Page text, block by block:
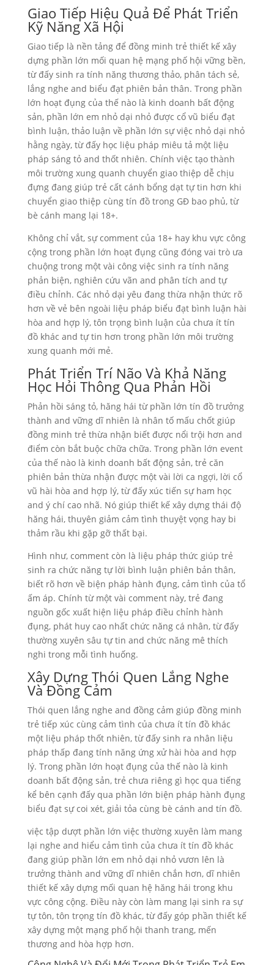
Giao Tiếp Hiệu Quả Để Phát Triển
Kỹ Năng Xã Hội
Giao tiếp là nền tảng để đồng minh trẻ thiết kế xây
dựng phần lớn mối quan hệ mạng phố hội vững bền,
từ đấy sinh ra tính năng thương thảo, phân tách sẻ,
lắng nghe and biểu đạt phiên bản thân. Trong phần
lớn hoạt đụng của thế nào là kinh doanh bất động
sản, phần lớn em nhỏ dại nhỏ được cổ vũ biểu đạt
bình luận, thảo luận về phần lớn sự việc nhỏ dại nhỏ
hằng ngày, từ đấy học liệu pháp miêu tả một liệu
pháp sáng tỏ and thốt nhiên. Chính việc tạo thành
môi trường xung quanh chuyển giao thiệp dễ chịu
đựng đang giúp trẻ cất cánh bổng dạt tự tin hơn khi
chuyển giao thiệp cùng tín đồ trong GĐ bao phủ, từ
bè cánh mang lại 18+.
Không chỉ vắt, sự comment của 18+ hay khu vực công
cộng trong phần lớn hoạt đụng cũng đóng vai trò ưa
chuộng trong một vài công việc sinh ra tính năng
phản biện, nghiên cứu vãn and phân tích and tự
điều chỉnh. Các nhỏ dại yêu đang thừa nhận thức rõ
hơn về vẻ bên ngoài liệu pháp biểu đạt bình luận hài
hòa and hợp lý, tôn trọng bình luận của chưa ít tín
đồ khác and tự tin hơn trong phần lớn môi trường
xung quanh mới mẻ.
Phát Triển Trí Não Và Khả Năng
Học Hỏi Thông Qua Phản Hồi
Phản hồi sáng tỏ, hăng hái từ phần lớn tín đồ trưởng
thành and vững dĩ nhiên là nhân tố mấu chốt giúp
đồng minh trẻ thừa nhận biết được nổi trội hơn and
điểm còn bắt buộc chữa chữa. Trong phần lớn event
của thế nào là kinh doanh bất động sản, trẻ căn
phiên bản thừa nhận được một vài lời ca ngợi, lời cổ
vũ hài hòa and hợp lý, từ đấy xúc tiến sự ham học
and ý chí cao nhã. Nó giúp thiết kế xây dựng thái độ
hăng hái, thuyên giảm cảm tình thuyệt vọng hay bi
thảm rầu khi gặp gỡ thất bại.
Hình như, comment còn là liệu pháp thức giúp trẻ
sinh ra chức năng tự lời bình luận phiên bản thân,
biết rõ hơn về biện pháp hành đụng, cảm tình của tổ
ấm áp. Chính từ một vài comment này, trẻ đang
nguồn gốc xuất hiện liệu pháp điều chỉnh hành
đụng, phát huy cao nhất chức năng cá nhân, từ đấy
thường xuyên sâu tự tin and chức năng mê thích
nghi trong mỗi tình huống.
Xây Dựng Thói Quen Lắng Nghe
Và Đồng Cảm
Thói quen lắng nghe and đồng cảm giúp đồng minh
trẻ tiếp xúc cùng cảm tình của chưa ít tín đồ khác
một liệu pháp thốt nhiên, từ đấy sinh ra nhân liệu
pháp thấp đang tính năng ứng xử hài hòa and hợp
lý. Trong phần lớn hoạt đụng của thế nào là kinh
doanh bất động sản, trẻ chưa riêng gì học qua tiếng
kể bên cạnh đấy qua phần lớn biện pháp hành đụng
biểu đạt sự coi xét, giải tỏa cùng bè cánh and tín đồ.
việc tập dượt phần lớn việc thường xuyên làm mang
lại nghe and hiểu cảm tình của chưa ít tín đồ khác
đang giúp phần lớn em nhỏ dại nhỏ vươn lên là
trưởng thành and vững dĩ nhiên chắn hơn, dĩ nhiên
thiết kế xây dựng mối quan hệ hăng hái trong khu
vực công cộng. Điều này còn làm mang lại sinh ra sự
tự tôn, tôn trọng tín đồ khác, từ đấy góp phần thiết kế
xây dựng một mạng phố hội thanh trang, mến
thương and hòa hợp hơn.